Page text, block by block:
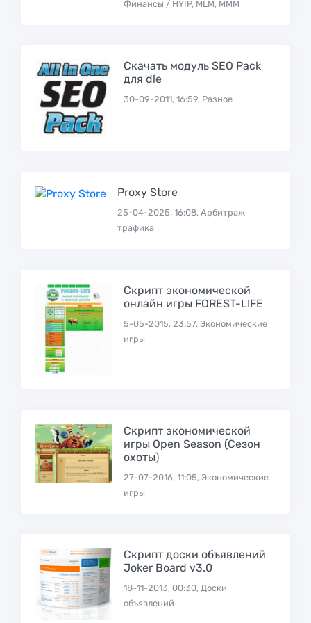
Финансы / HYIP, MLM, МММ
Скачать модуль SEO Pack
для dle
30-09-2011, 16:59, Разное
Proxy Store
25-04-2025, 16:08, Арбитраж
трафика
Скрипт экономической
онлайн игры FOREST-LIFE
5-05-2015, 23:57, Экономические
игры
Скрипт экономической
игры Open Season (Сезон
охоты)
27-07-2016, 11:05, Экономические
игры
Скрипт доски объявлений
Joker Board v3.0
18-11-2013, 00:30, Доски
объявлений